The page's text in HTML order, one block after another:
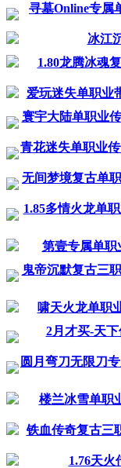
寻墓Online专属
冰江
1.80龙腾冰魂
爱玩迷失单职业
寰宇大陆单职业
青花迷失单职业
无间梦境复古单
1.85多情火龙单
第壹专属单职
鬼帝沉默复古三
啸天火龙单职
2月才买-天
圆月弯刀无限刀
楼兰冰雪单职
铁血传奇复古三
1.76天火